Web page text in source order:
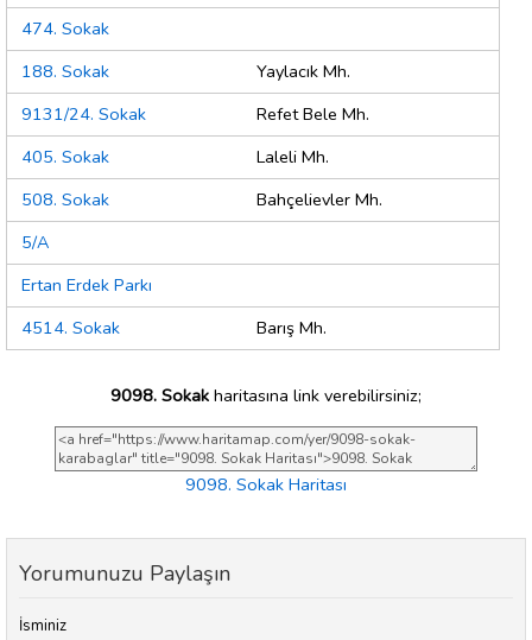
474. Sokak
188. Sokak
Yaylacık Mh.
9131/24. Sokak
Refet Bele Mh.
405. Sokak
Laleli Mh.
508. Sokak
Bahçelievler Mh.
5/A
Ertan Erdek Parkı
4514. Sokak
Barış Mh.
9098. Sokak haritasına link verebilirsiniz;
9098. Sokak Haritası
Yorumunuzu Paylaşın
İsminiz